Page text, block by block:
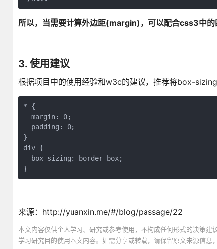
所以，当需要计算外边距(margin)，可以配合css3中的
3. 使用建议
根据项目中的使用经验和w3c的建议，推荐将box-
* {
  margin: 0;
  padding: 0;
}
div {
  box-sizing: border-box;
}
来源：http://yuanxin.me/#/blog/passage/22
本文内容仅供个人学习、研究或参考使用，不构成任何形式的决策
学习研究目的使用本文内容。如需分享或转载，请保留原文来源信息